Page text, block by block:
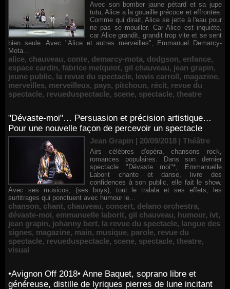
Avec son bomber jaune pétard et sa jupe
tutu, Alice a la gouaille précoce et effrontée.
Comme qui dirait, Alice se jette à l'eau pour
ne pas se mouiller. Car Alice est inquiète,
car Alice grandit, grandit trop vite et se sent
bien seule. Avec "Alice et autres merveilles", Emmanuel Demarcy-
Mota...
alice, chauveau, conte, demarcy-mota, dodgson, enfance,
espace cardin, fabrice melquiot, gil chauveau, jean grapin,
jeune public, la revue du spectacle, lewis carroll, magazine,
merveilles, merveilleux, pays, pitchoun, récit, revue du
spectacle, revueduspectacle, scene, spectacle, theatre
"Dévaste-moi"… Persuasion et précision artistique…
Pour une nouvelle façon de percevoir un spectacle
Jean Grapin | 20/09/2018 | Théâtre
Airs célèbres d'opéra, chansons rock,
romances populaires. Dans son dernier
spectacle "Dévaste moi"*, Emmanuelle
Laborit chante et danse, livre des
confidences à son public, elle fait le show.
Avec ses musicos, (ses boys), tout le tralala et ses effets, les
surtitrages qui ponctuent avec humour le...
chanson, chant, chauveau, concert, delano orchestra,
dévaste-moi, emmanuelle laborit, gil chauveau, humour, ivt,
jean grapin, johanny bert, la revue du spectacle, langue des
signes, magazine, main, musique, parole, revue du
spectacle, revueduspectacle, scene, spectacle, theatre,
visual
•Avignon Off 2018• Anne Baquet, soprano libre et
généreuse, distille de lyriques pierres de lune incitant